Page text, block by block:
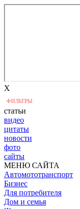
X
ФИЛЬТРЫ:
статьи
видео
цитаты
новости
фото
сайты
МЕНЮ САЙТА
Автомототранспорт
Бизнес
Для потребителя
Дом и семья